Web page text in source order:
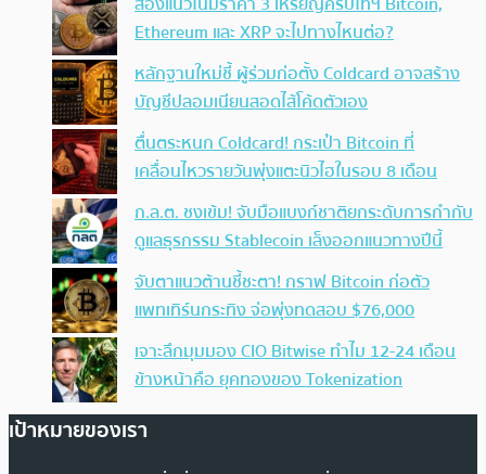
Ethereum และ XRP จะไปทางไหนต่อ?
หลักฐานใหม่ชี้ ผู้ร่วมก่อตั้ง Coldcard อาจสร้าง
บัญชีปลอมเนียนสอดไส้โค้ดตัวเอง
ตื่นตระหนก Coldcard! กระเป๋า Bitcoin ที่
เคลื่อนไหวรายวันพุ่งแตะนิวไฮในรอบ 8 เดือน
ก.ล.ต. ชงเข้ม! จับมือแบงก์ชาติยกระดับการกำกับ
ดูแลธุรกรรม Stablecoin เล็งออกแนวทางปีนี้
จับตาแนวต้านชี้ชะตา! กราฟ Bitcoin ก่อตัว
แพทเทิร์นกระทิง จ่อพุ่งทดสอบ $76,000
เจาะลึกมุมมอง CIO Bitwise ทำไม 12-24 เดือน
ข้างหน้าคือ ยุคทองของ Tokenization
เป้าหมายของเรา